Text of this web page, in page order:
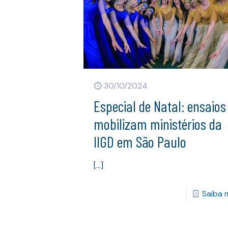
30/10/2024
Especial de Natal: ensaios
mobilizam ministérios da
IIGD em São Paulo
[…]
Saiba